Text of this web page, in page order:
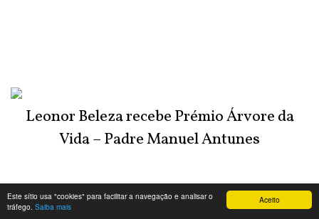
Aceito
Este sítio usa "cookies" para facilitar a navegação e analisar o
tráfego. Saiba mais
Leonor Beleza recebe Prémio Árvore da
Vida – Padre Manuel Antunes